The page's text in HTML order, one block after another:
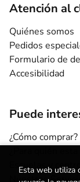
Atención al
Quiénes somos
Pedidos
Formulario de
Accesibilidad
Puede
¿Cómo comprar?
Escuelas y centros
Nuestros
Esta web utiliza